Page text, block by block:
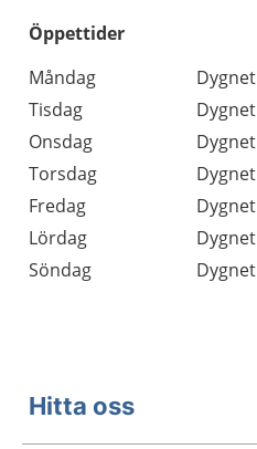
Öppettider
Dag
Öppettider
Kommentarer
Måndag
Tisdag
Onsdag
Torsdag
Fredag
Lördag
Söndag
Hitta oss